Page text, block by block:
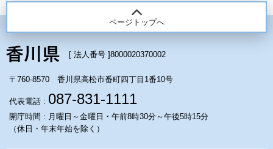
ページトップへ
[ 法人番号 ]8000020370002
〒760-8570 香川県高松市番町四丁目1番10号
代表電話 : 087-831-1111
開庁時間 : 月曜日～金曜日・午前8時30分～午後5時15分
（休日・年末年始を除く）